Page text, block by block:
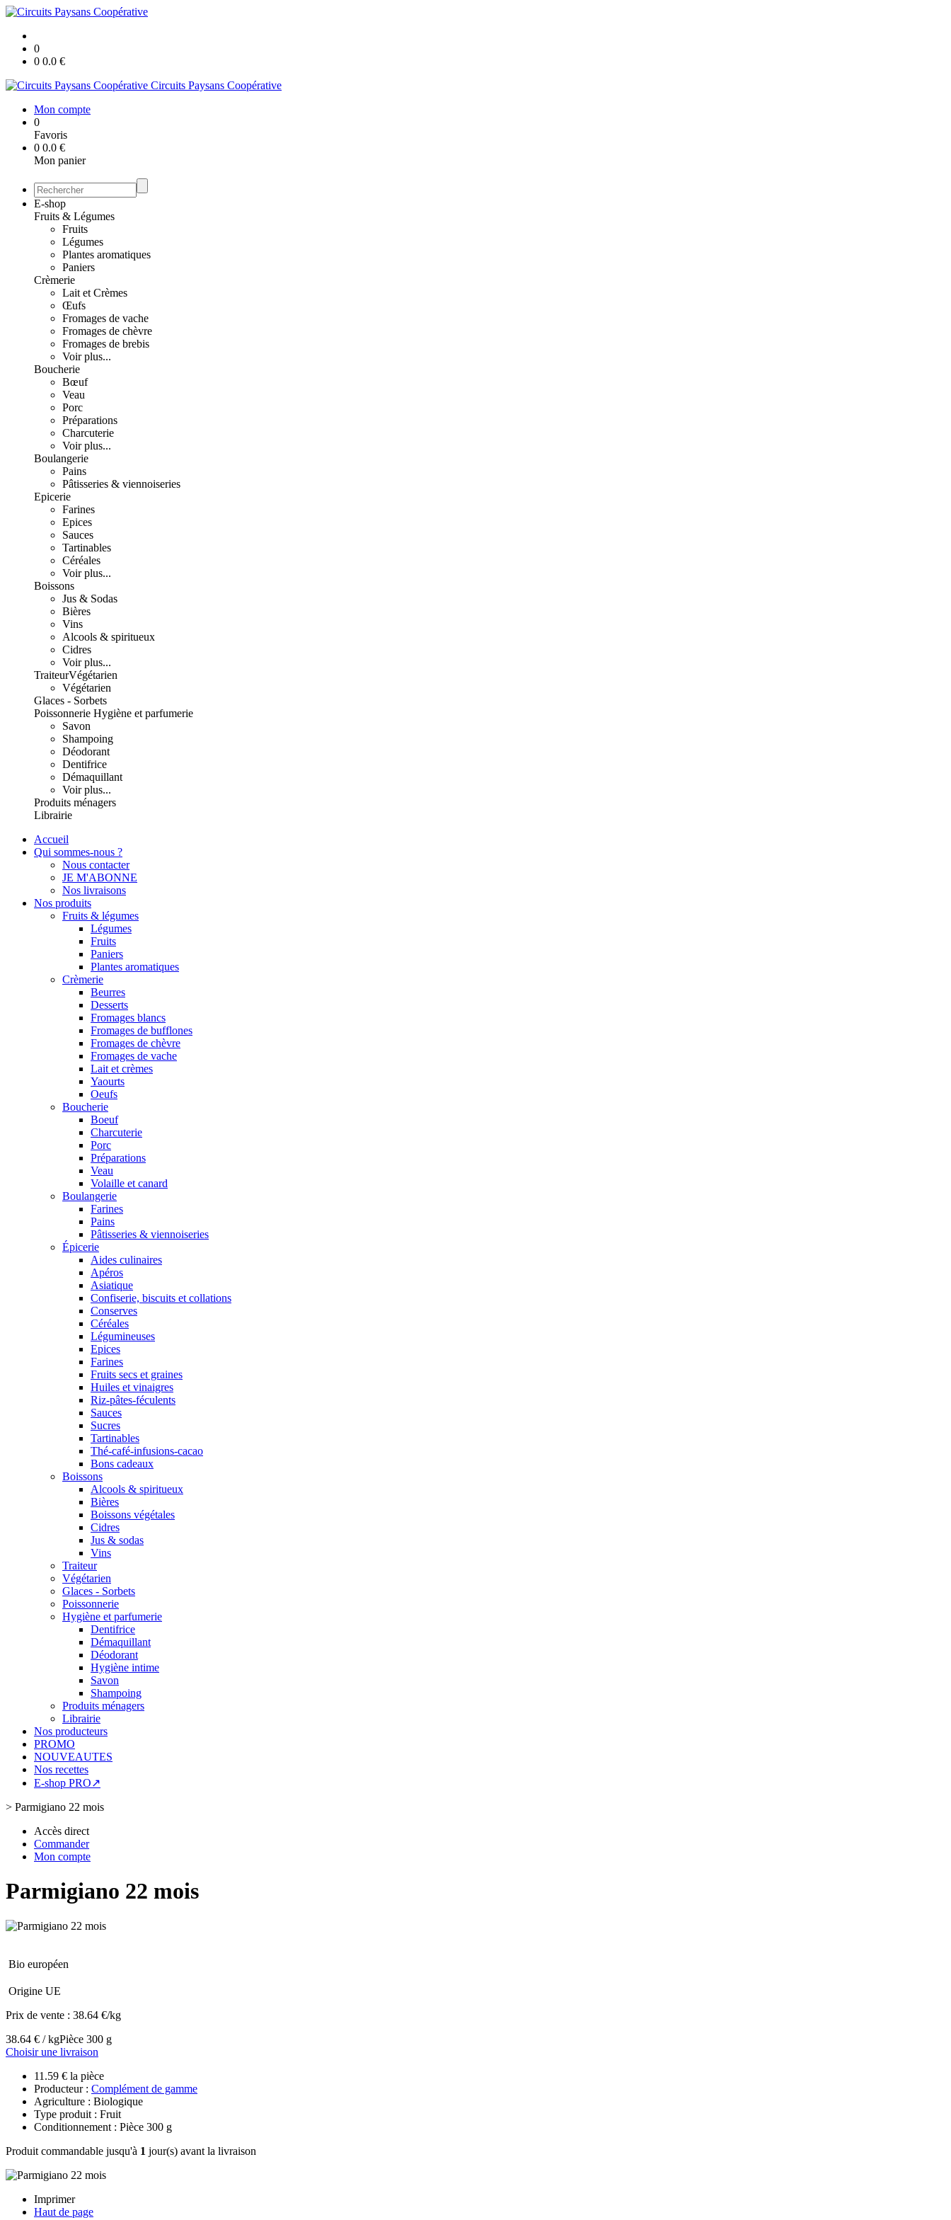
0
0 0.0 €
Circuits Paysans Coopérative
Mon compte
0
Favoris
0 0.0 €
Mon panier
E-shop
Fruits & Légumes
Fruits
Légumes
Plantes aromatiques
Paniers
Crèmerie
Lait et Crèmes
Œufs
Fromages de vache
Fromages de chèvre
Fromages de brebis
Voir plus...
Boucherie
Bœuf
Veau
Porc
Préparations
Charcuterie
Voir plus...
Boulangerie
Pains
Pâtisseries & viennoiseries
Epicerie
Farines
Epices
Sauces
Tartinables
Céréales
Voir plus...
Boissons
Jus & Sodas
Bières
Vins
Alcools & spiritueux
Cidres
Voir plus...
TraiteurVégétarien
Végétarien
Glaces - Sorbets
Poissonnerie Hygiène et parfumerie
Savon
Shampoing
Déodorant
Dentifrice
Démaquillant
Voir plus...
Produits ménagers
Librairie
Accueil
Qui sommes-nous ?
Nous contacter
JE M'ABONNE
Nos livraisons
Nos produits
Fruits & légumes
Légumes
Fruits
Paniers
Plantes aromatiques
Crèmerie
Beurres
Desserts
Fromages blancs
Fromages de bufflones
Fromages de chèvre
Fromages de vache
Lait et crèmes
Yaourts
Oeufs
Boucherie
Boeuf
Charcuterie
Porc
Préparations
Veau
Volaille et canard
Boulangerie
Farines
Pains
Pâtisseries & viennoiseries
Épicerie
Aides culinaires
Apéros
Asiatique
Confiserie, biscuits et collations
Conserves
Céréales
Légumineuses
Epices
Farines
Fruits secs et graines
Huiles et vinaigres
Riz-pâtes-féculents
Sauces
Sucres
Tartinables
Thé-café-infusions-cacao
Bons cadeaux
Boissons
Alcools & spiritueux
Bières
Boissons végétales
Cidres
Jus & sodas
Vins
Traiteur
Végétarien
Glaces - Sorbets
Poissonnerie
Hygiène et parfumerie
Dentifrice
Démaquillant
Déodorant
Hygiène intime
Savon
Shampoing
Produits ménagers
Librairie
Nos producteurs
PROMO
NOUVEAUTES
Nos recettes
E-shop PRO↗
> Parmigiano 22 mois
Accès direct
Commander
Mon compte
Parmigiano 22 mois
Bio européen
Origine UE
Prix de vente : 38.64 €/kg
38.64 € / kgPièce 300 g
Choisir une livraison
11.59 € la pièce
Producteur : Complément de gamme
Agriculture : Biologique
Type produit : Fruit
Conditionnement : Pièce 300 g
Produit commandable jusqu'à 1 jour(s) avant la livraison
Imprimer
Haut de page